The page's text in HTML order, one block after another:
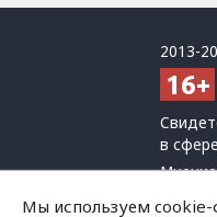
2013-
в
При
Мы используем cookie-